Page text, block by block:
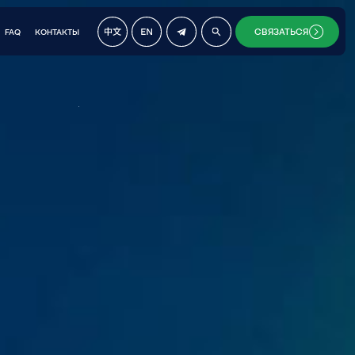
СВЯЗАТЬСЯ